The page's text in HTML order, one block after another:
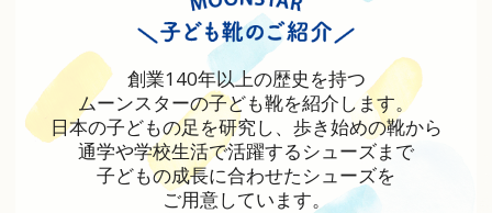
創業140年以上の歴史を持つ
ムーンスターの子ども靴を紹介します。
日本の子どもの足を研究し、歩き始めの靴から
通学や学校生活で活躍するシューズまで
子どもの成長に合わせたシューズを
ご用意しています。